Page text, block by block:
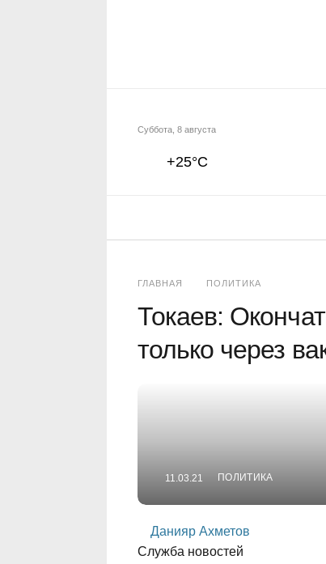
+25°C
Суббота, 8 августа
ГЛАВНАЯ ПОЛИТИКА
Токаев:
только через
11.03.21 ПОЛИТИКА
Данияр Ахметов
Служба новостей